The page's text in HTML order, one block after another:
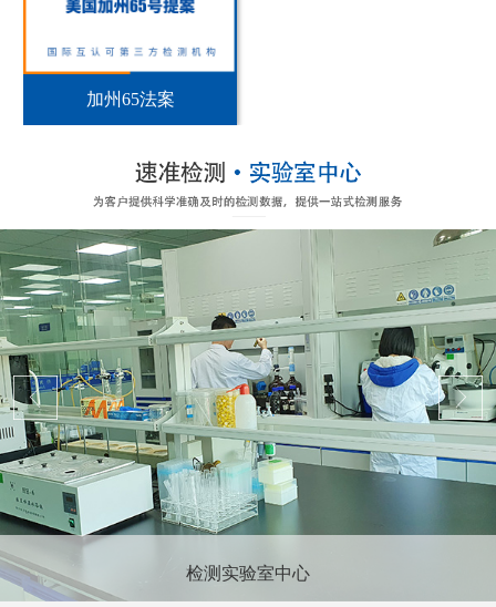
加州65法案
检测实验室中心